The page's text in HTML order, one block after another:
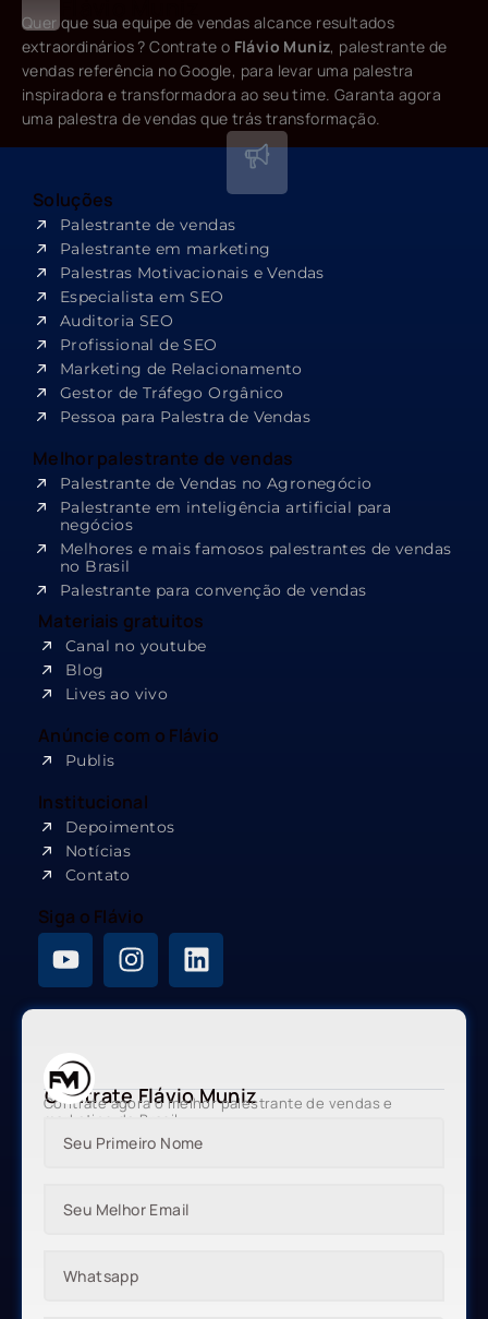
Flávio Muniz
Quer que sua equipe de vendas alcance resultados
extraordinários ? Contrate o Flávio Muniz, palestrante de
vendas referência no Google, para levar uma palestra
inspiradora e transformadora ao seu time. Garanta agora
uma palestra de vendas que trás transformação.
Soluções
Palestrante de vendas
Palestrante em marketing
Palestras Motivacionais e Vendas
Especialista em SEO​
Auditoria SEO
Profissional de SEO
Marketing de Relacionamento
Gestor de Tráfego Orgânico
Pessoa para Palestra de Vendas
Melhor palestrante de vendas
Palestrante de Vendas no Agronegócio
Palestrante em inteligência artificial para
negócios
Melhores e mais famosos palestrantes de vendas
no Brasil
Palestrante para convenção de vendas
Materiais gratuitos
Canal no youtube
Blog
Lives ao vivo
Anúncie com o Flávio
Publis
Institucional
Depoimentos
Notícias
Contato
Siga o Flávio
Contrate Flávio Muniz
Contrate agora o melhor palestrante de vendas e
marketing do Brasil